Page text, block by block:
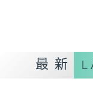
星期一至六
#香港電台文
最新